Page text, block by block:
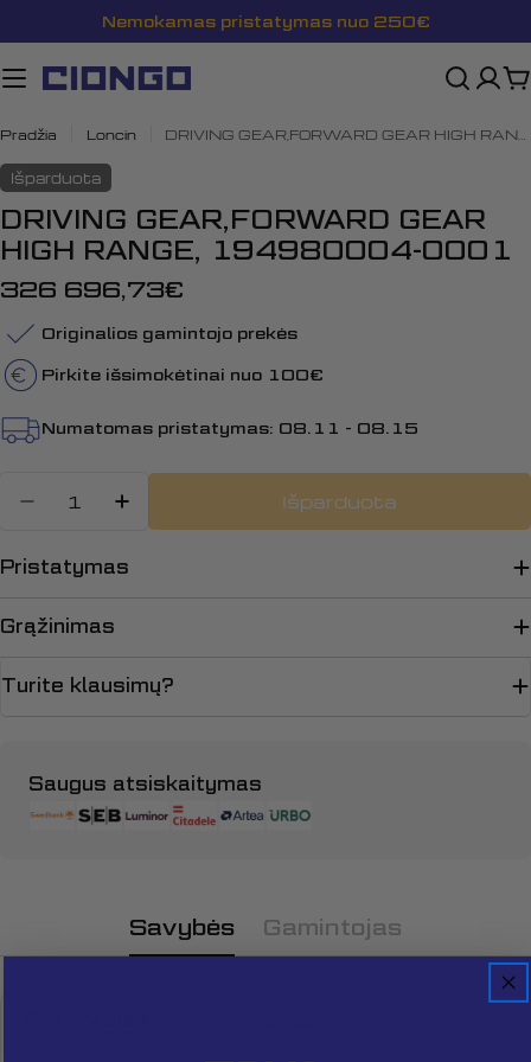
prie
turinio
Nemokamas pristatymas nuo 250€
Pradžia Loncin
Išparduota
DRIVING GEAR,FORWARD GEAR
HIGH RANGE, 194980004-0001
Įprasta
kaina
326 696,73€
Originalios gamintojo prekės
Pirkite išsimokėtinai nuo 100€
Numatomas pristatymas: 08.11 - 08.15
Sumažinti kiekį: DRIVING
Padidinti DRIVING
Išparduota
Pristatymas
Grąžinimas
Turite klausimų?
Saugus atsiskaitymas
Apmokėjimo
būdai
Savybės Gamintojas